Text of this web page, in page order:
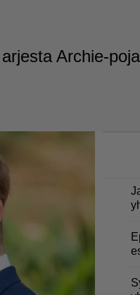
Archie-